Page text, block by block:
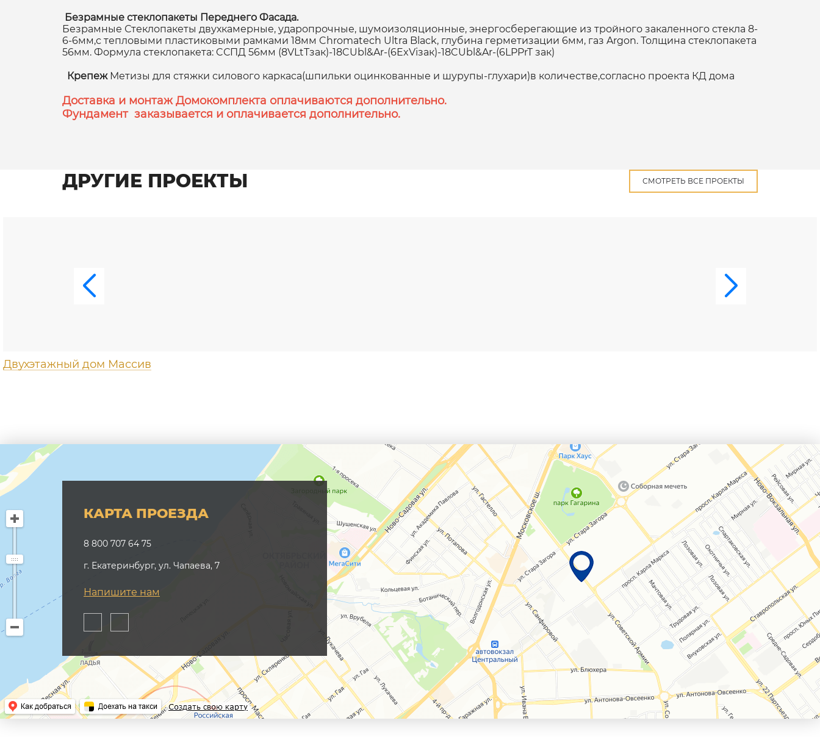
Безрамные стеклопакеты Переднего Фасада.
Безрамные Стеклопакеты двухкамерные, ударопрочные, шумоизоляционные, энергосберегающие из тройного закаленного стекла 8-
6-6мм,с тепловыми пластиковыми рамками 18мм Chromatech Ultra Black, глубина герметизации 6мм, газ Argon. Толщина стеклопакета
56мм. Формула стеклопакета: CСПД 56мм (8VLtTзак)-18CUbl&Ar-(6ExViзак)-18CUbl&Ar-(6LPPrT зак)
Крепеж Метизы для стяжки силового каркаса(шпильки оцинкованные и шурупы-глухари)в количестве,согласно проекта КД дома
Доставка и монтаж Домокомплекта оплачиваются дополнительно.
Фундамент заказывается и оплачивается дополнительно.
ДРУГИЕ ПРОЕКТЫ СМОТРЕТЬ ВСЕ ПРОЕКТЫ
Двухэтажный дом Массив
КАРТА ПРОЕЗДА
8 800 707 64 75
г. Екатеринбург, ул. Чапаева, 7
Напишите нам